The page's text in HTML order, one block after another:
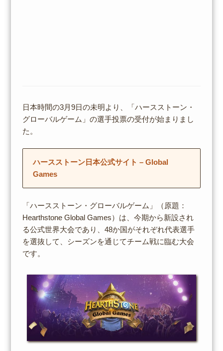
日本時間の3月9日の未明より、「ハースストーン・
グローバルゲーム」の選手投票の受付が始まりまし
た。
ハースストーン日本公式サイト – Global
Games
「ハースストーン・グローバルゲーム」（原題：
Hearthstone Global Games）は、今期から新設され
る公式世界大会であり、48か国がそれぞれ代表選手
を選抜して、シーズンを通じてチーム戦に臨む大会
です。